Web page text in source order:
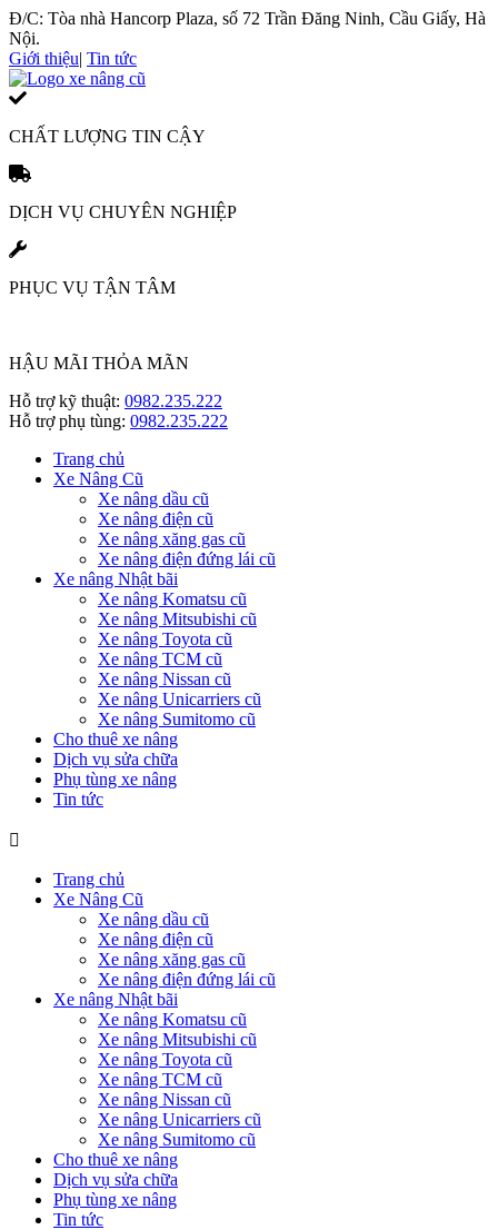
Đ/C: Tòa nhà Hancorp Plaza, số 72 Trần Đăng Ninh, Cầu Giấy, Hà
Nội.
Giới thiệu| Tin tức
CHẤT LƯỢNG TIN CẬY
DỊCH VỤ CHUYÊN NGHIỆP
PHỤC VỤ TẬN TÂM
HẬU MÃI THỎA MÃN
Hỗ trợkỹ thuật: 0982.235.222
Hỗ trợphụ tùng: 0982.235.222
Trang chủ
Xe Nâng Cũ
Xe nâng dầu cũ
Xe nâng điện cũ
Xe nâng xăng gas cũ
Xe nâng điện đứng lái cũ
Xe nâng Nhật bãi
Xe nâng Komatsu cũ
Xe nâng Mitsubishi cũ
Xe nâng Toyota cũ
Xe nâng TCM cũ
Xe nâng Nissan cũ
Xe nâng Unicarriers cũ
Xe nâng Sumitomo cũ
Cho thuê xe nâng
Dịch vụ sửa chữa
Phụ tùng xe nâng
Tin tức
Trang chủ
Xe Nâng Cũ
Xe nâng dầu cũ
Xe nâng điện cũ
Xe nâng xăng gas cũ
Xe nâng điện đứng lái cũ
Xe nâng Nhật bãi
Xe nâng Komatsu cũ
Xe nâng Mitsubishi cũ
Xe nâng Toyota cũ
Xe nâng TCM cũ
Xe nâng Nissan cũ
Xe nâng Unicarriers cũ
Xe nâng Sumitomo cũ
Cho thuê xe nâng
Dịch vụ sửa chữa
Phụ tùng xe nâng
Tin tức